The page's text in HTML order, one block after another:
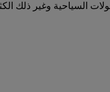
السياحية وغير ذلك